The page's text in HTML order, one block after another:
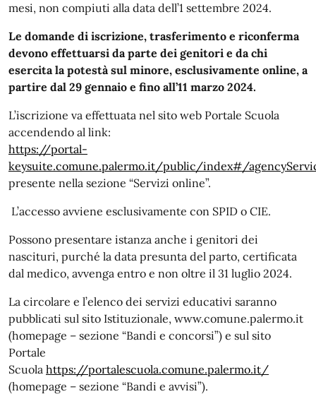
mesi, non compiuti alla data dell’1 settembre 2024.
Le domande di iscrizione, trasferimento e riconferma
devono effettuarsi da parte dei genitori e da chi
esercita la potestà sul minore, esclusivamente online, a
partire dal 29 gennaio e fino all’11 marzo 2024.
L’iscrizione va effettuata nel sito web Portale Scuola
accendendo al link:
https://portal-
keysuite.comune.palermo.it/public/index#/
presente nella sezione “Servizi online”.
L’accesso avviene esclusivamente con SPID o CIE.
Possono presentare istanza anche i genitori dei
nascituri, purché la data presunta del parto, certificata
dal medico, avvenga entro e non oltre il 31 luglio 2024.
La circolare e l’elenco dei servizi educativi saranno
pubblicati sul sito Istituzionale, www.comune.palermo.it
(homepage – sezione “Bandi e concorsi”) e sul sito
Portale
Scuola https://portalescuola.comune.palermo.it/
(homepage – sezione “Bandi e avvisi”).